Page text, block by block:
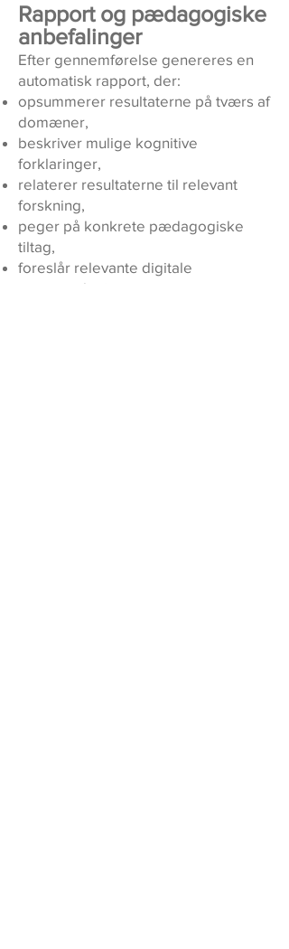
Rapport og pædagogiske
anbefalinger
Efter gennemførelse genereres en
automatisk rapport, der:
opsummerer resultaterne på tværs af
domæner,
beskriver mulige kognitive
forklaringer,
relaterer resultaterne til relevant
forskning,
peger på konkrete pædagogiske
tiltag,
foreslår relevante digitale
støtteværktøjer.